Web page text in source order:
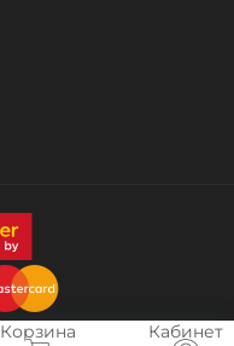
Корзина Кабинет